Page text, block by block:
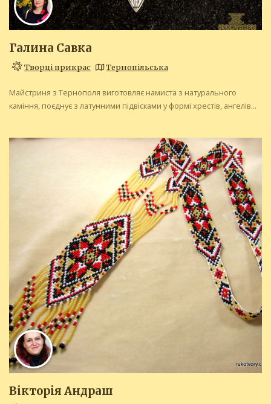
Галина Савка
Творці прикрас Тернопільська
Майстриня з Тернополя виготовляє намиста з натурального
каміння, поєднує з латунними підвісками у формі хрестів, ангелів...
Вікторія Андраш